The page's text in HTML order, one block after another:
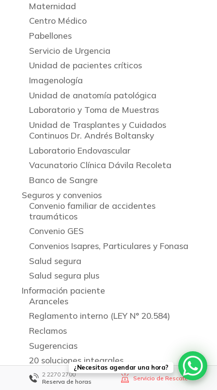
Maternidad
Centro Médico
Pabellones
Servicio de Urgencia
Unidad de pacientes críticos
Imagenología
Unidad de anatomía patológica
Laboratorio y Toma de Muestras
Unidad de Trasplantes y Cuidados
Continuos Dr. Andrés Boltansky
Laboratorio Endovascular
Vacunatorio Clínica Dávila Recoleta
Banco de Sangre
Seguros y convenios
Convenio familiar de accidentes
traumáticos
Convenio GES
Convenios Isapres, Particulares y Fonasa
Salud segura
Salud segura plus
Información paciente
Aranceles
Reglamento interno (LEY N° 20.584)
Reclamos
Sugerencias
20 soluciones integrales
Ley de Urgencia
2 2270 2700
Reserva de horas
Servicio de Rescate
¿Necesitas agendar una hora?